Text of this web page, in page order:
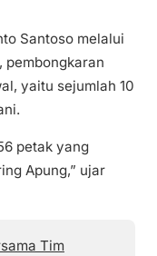
Santoso melalui
pembongkaran
yaitu sejumlah 10
petak yang
Apung,” ujar
Tim